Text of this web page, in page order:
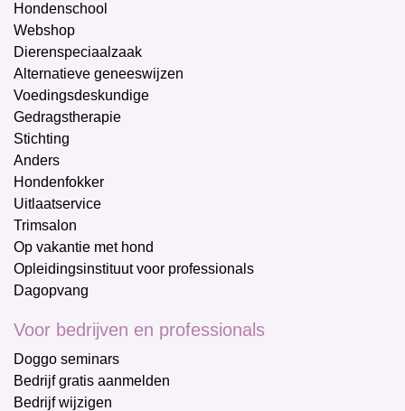
Hondenschool
Webshop
Dierenspeciaalzaak
Alternatieve geneeswijzen
Voedingsdeskundige
Gedragstherapie
Stichting
Anders
Hondenfokker
Uitlaatservice
Trimsalon
Op vakantie met hond
Opleidingsinstituut voor professionals
Dagopvang
Voor bedrijven en professionals
Doggo seminars
Bedrijf gratis aanmelden
Bedrijf wijzigen